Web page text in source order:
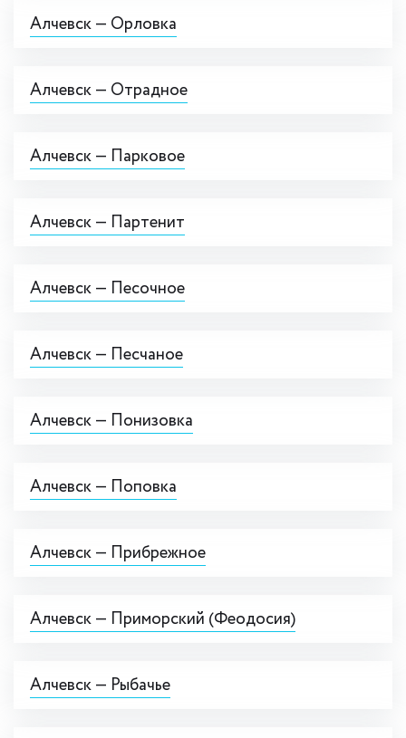
Алчевск — Орловка
Алчевск — Отрадное
Алчевск — Парковое
Алчевск — Партенит
Алчевск — Песочное
Алчевск — Песчаное
Алчевск — Понизовка
Алчевск — Поповка
Алчевск — Прибрежное
Алчевск — Приморский (Феодосия)
Алчевск — Рыбачье